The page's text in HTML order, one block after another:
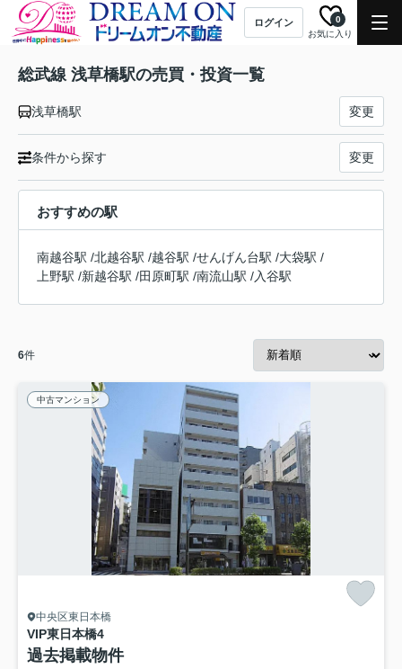
ログイン
お気に入り
0
総武線 浅草橋駅の売買・投資一覧
浅草橋駅 変更
条件から探す 変更
おすすめの駅
南越谷駅 /北越谷駅 /越谷駅 /せんげん台駅 /大袋駅 /
上野駅 /新越谷駅 /田原町駅 /南流山駅 /入谷駅
6件
中古マンション
中央区東日本橋
VIP東日本橋4
過去掲載物件